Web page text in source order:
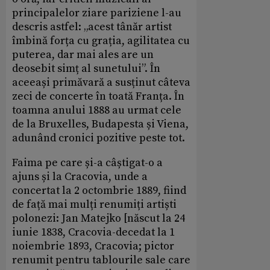
principalelor ziare pariziene l-au
descris astfel: „acest tânăr artist
îmbină forța cu grația, agilitatea cu
puterea, dar mai ales are un
deosebit simț al sunetului”. În
aceeași primăvară a susținut câteva
zeci de concerte în toată Franța. În
toamna anului 1888 au urmat cele
de la Bruxelles, Budapesta și Viena,
adunând cronici pozitive peste tot.
Faima pe care și-a câștigat-o a
ajuns și la Cracovia, unde a
concertat la 2 octombrie 1889, fiind
de față mai mulți renumiți artiști
polonezi: Jan Matejko [născut la 24
iunie 1838, Cracovia-decedat la 1
noiembrie 1893, Cracovia; pictor
renumit pentru tablourile sale care